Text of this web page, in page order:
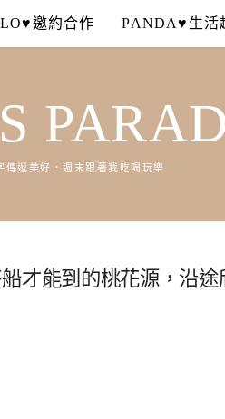
邀約合作 PANDA♥生活
傳遞美好．週末跟著我吃喝玩樂
才能到的桃花源，沿途